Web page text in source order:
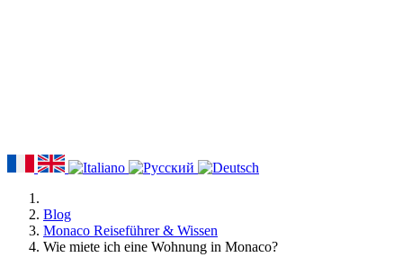
Blog
Monaco Reiseführer & Wissen
Wie miete ich eine Wohnung in Monaco?